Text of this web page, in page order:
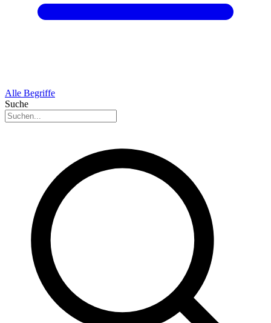
Alle Begriffe
Suche